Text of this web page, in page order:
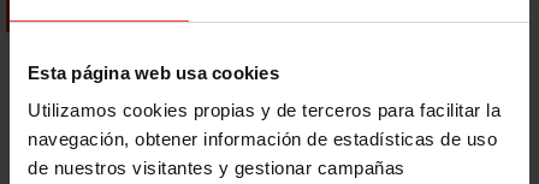
Esta página web usa cookies
Utilizamos cookies propias y de terceros para facilitar la
navegación, obtener información de estadísticas de uso
de nuestros visitantes y gestionar campañas